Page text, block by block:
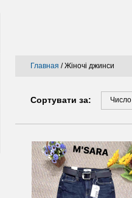
Главная / Жіночі джинси
Сортувати за: